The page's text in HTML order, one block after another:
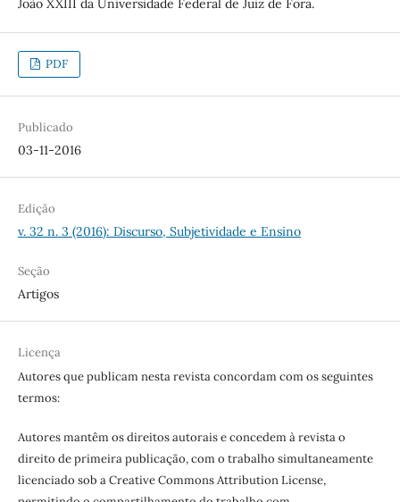
João XXIII da Universidade Federal de Juiz de Fora.
PDF
Publicado
03-11-2016
Edição
v. 32 n. 3 (2016): Discurso, Subjetividade e Ensino
Seção
Artigos
Licença
Autores que publicam nesta revista concordam com os seguintes
termos:
Autores mantêm os direitos autorais e concedem à revista o
direito de primeira publicação, com o trabalho simultaneamente
licenciado sob a Creative Commons Attribution License,